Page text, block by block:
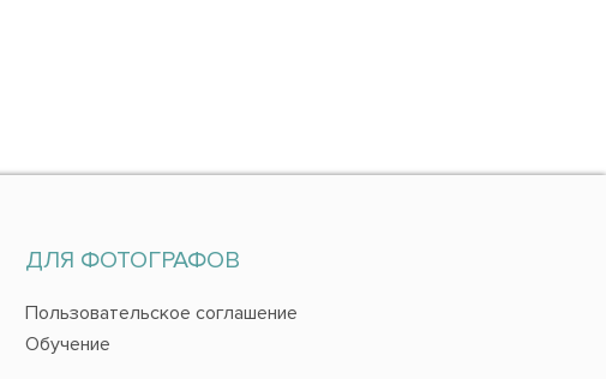
ДЛЯ ФОТОГРАФОВ
Пользовательское соглашение
Обучение